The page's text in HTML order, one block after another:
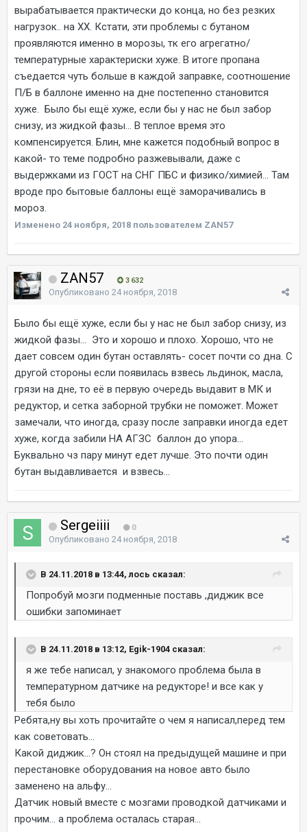
вырабатывается практически до конца, но без резких
нагрузок.. на ХХ. Кстати, эти проблемы с бутаном
проявляются именно в морозы, тк его агрегатно/
температурные характериски хуже. В итоге пропана
съедается чуть больше в каждой заправке, соотношение
П/Б в баллоне именно на дне постепенно становится
хуже. Было бы ещё хуже, если бы у нас не был забор
снизу, из жидкой фазы... В теплое время это
компенсируется. Блин, мне кажется подобный вопрос в
какой- то теме подробно разжевывали, даже с
выдержками из ГОСТ на СНГ ПБС и физико/химией... Там
вроде про бытовые баллоны ещё заморачивались в
мороз.
Изменено 24 ноября, 2018 пользователем ZAN57
ZAN57 3 632
Опубликовано 24 ноября, 2018
Было бы ещё хуже, если бы у нас не был забор снизу, из
жидкой фазы... Это и хорошо и плохо. Хорошо, что не
дает совсем один бутан оставлять- сосет почти со дна. С
другой стороны если появилась взвесь льдинок, масла,
грязи на дне, то её в первую очередь выдавит в МК и
редуктор, и сетка заборной трубки не поможет. Может
замечали, что иногда, сразу после заправки иногда едет
хуже, когда забили НА АГЗС баллон до упора...
Буквально чз пару минут едет лучше. Это почти один
бутан выдавливается и взвесь...
Sergeiiii 0
Опубликовано 24 ноября, 2018
В 24.11.2018 в 13:44, лось сказал:
Попробуй мозги подменные поставь ,диджик все
ошибки запоминает
В 24.11.2018 в 13:12, Egik-1904 сказал:
я же тебе написал, у знакомого проблема была в
температурном датчике на редукторе! и все как у
тебя было
Ребята,ну вы хоть прочитайте о чем я написал,перед тем
как советовать...
Какой диджик...? Он стоял на предыдущей машине и при
перестановке оборудования на новое авто было
заменено на альфу...
Датчик новый вместе с мозгами проводкой датчиками и
прочим... а проблема осталась старая...